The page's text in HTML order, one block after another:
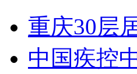
重庆30层
中国疾控